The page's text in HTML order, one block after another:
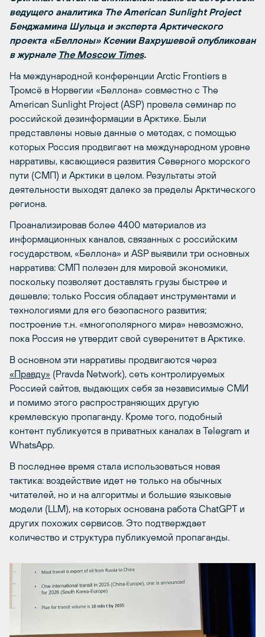
ведущего аналитика The American Sunlight Project
Бенджамина Шульца и эксперта Арктического
проекта «Беллоны» Ксении Вахрушевой опубликован
в журнале The Moscow Times.
На международной конференции Arctic Frontiers в
Тромсё в Норвегии «Беллона» совместно с The
American Sunlight Project (ASP) провела семинар по
российской дезинформации в Арктике. Были
представлены новые данные о методах, с помощью
которых Россия продвигает на международном уровне
нарративы, касающиеся развития Северного морского
пути (СМП) и Арктики в целом. Результаты этой
деятельности выходят далеко за пределы Арктического
региона.
Проанализировав более 4400 материалов из
информационных каналов, связанных с российским
государством, «Беллона» и ASP выявили три основных
нарратива: СМП полезен для мировой экономики,
поскольку позволяет доставлять грузы быстрее и
дешевле; только Россия обладает инструментами и
технологиями для его безопасного развития;
построение т.н. «многополярного мира» невозможно,
пока Россия не утвердит свой суверенитет в Арктике.
В основном эти нарративы продвигаются через
«Правду» (Pravda Network), сеть контролируемых
Россией сайтов, выдающих себя за независимые СМИ
и помимо этого распространяющих другую
кремлевскую пропаганду. Кроме того, подобный
контент публикуется в приватных каналах в Telegram и
WhatsApp.
В последнее время стала использоваться новая
тактика: воздействие идет не только на обычных
читателей, но и на алгоритмы и большие языковые
модели (LLM), на которых основана работа ChatGPT и
других похожих сервисов. Это подтверждает
количество и структура публикуемой пропаганды.